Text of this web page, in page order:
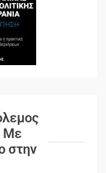
Mε
στην